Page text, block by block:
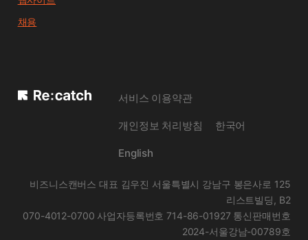
채용
서비스 이용약관
개인정보 처리방침 한국어
English
비즈니스캔버스 대표 김우진 서울특별시 강남구 봉은사로 125
리스트빌딩, B2
070-4012-0700 사업자등록번호 714-86-01927 통신판매번호
2024-서울강남-00789호